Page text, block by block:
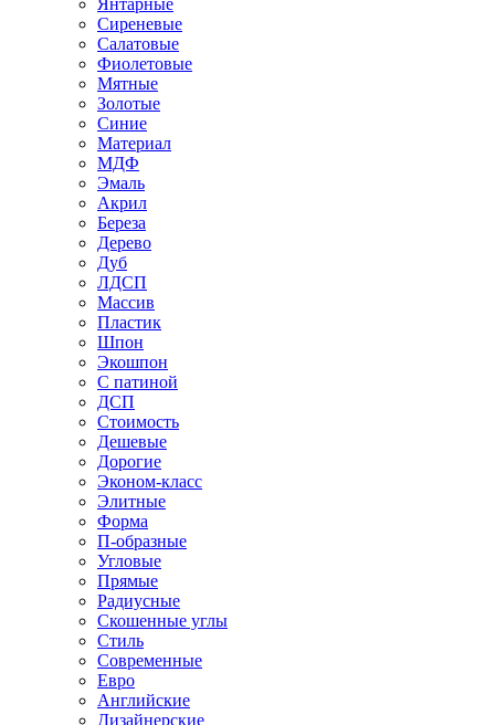
Янтарные
Сиреневые
Салатовые
Фиолетовые
Мятные
Золотые
Синие
Материал
МДФ
Эмаль
Акрил
Береза
Дерево
Дуб
ЛДСП
Массив
Пластик
Шпон
Экошпон
С патиной
ДСП
Стоимость
Дешевые
Дорогие
Эконом-класс
Элитные
Форма
П-образные
Угловые
Прямые
Радиусные
Скошенные углы
Стиль
Современные
Евро
Английские
Дизайнерские